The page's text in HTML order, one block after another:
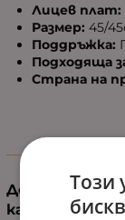
Лицев плат:
Размер: 45/
Поддръжка:
Подходяща
Страна на
Добавете
калъфка
Този